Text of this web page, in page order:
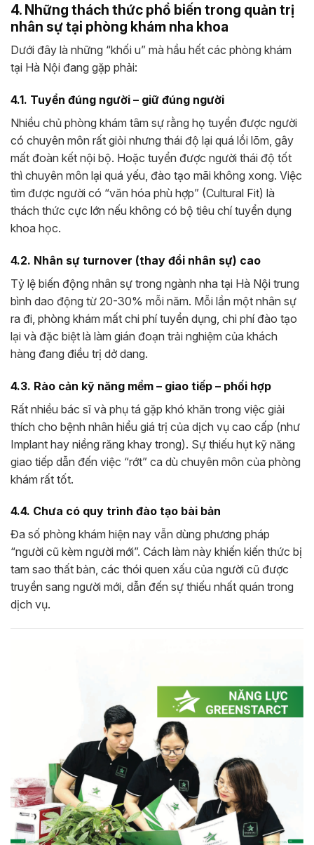
4. Những thách thức phổ biến trong quản trị
nhân sự tại phòng khám nha khoa
Dưới đây là những “khối u” mà hầu hết các phòng khám
tại Hà Nội đang gặp phải:
4.1. Tuyển đúng người – giữ đúng người
Nhiều chủ phòng khám tâm sự rằng họ tuyển được người
có chuyên môn rất giỏi nhưng thái độ lại quá lồi lõm, gây
mất đoàn kết nội bộ. Hoặc tuyển được người thái độ tốt
thì chuyên môn lại quá yếu, đào tạo mãi không xong. Việc
tìm được người có “văn hóa phù hợp” (Cultural Fit) là
thách thức cực lớn nếu không có bộ tiêu chí tuyển dụng
khoa học.
4.2. Nhân sự turnover (thay đổi nhân sự) cao
Tỷ lệ biến động nhân sự trong ngành nha tại Hà Nội trung
bình dao động từ 20-30% mỗi năm. Mỗi lần một nhân sự
ra đi, phòng khám mất chi phí tuyển dụng, chi phí đào tạo
lại và đặc biệt là làm gián đoạn trải nghiệm của khách
hàng đang điều trị dở dang.
4.3. Rào cản kỹ năng mềm – giao tiếp – phối hợp
Rất nhiều bác sĩ và phụ tá gặp khó khăn trong việc giải
thích cho bệnh nhân hiểu giá trị của dịch vụ cao cấp (như
Implant hay niềng răng khay trong). Sự thiếu hụt kỹ năng
giao tiếp dẫn đến việc “rớt” ca dù chuyên môn của phòng
khám rất tốt.
4.4. Chưa có quy trình đào tạo bài bản
Đa số phòng khám hiện nay vẫn dùng phương pháp
“người cũ kèm người mới”. Cách làm này khiến kiến thức bị
tam sao thất bản, các thói quen xấu của người cũ được
truyền sang người mới, dẫn đến sự thiếu nhất quán trong
dịch vụ.